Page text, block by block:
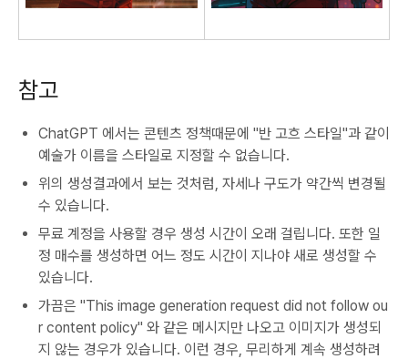
참고
ChatGPT 에서는 콘텐츠 정책때문에 "반 고흐 스타일"과 같이
예술가 이름을 스타일로 지정할 수 없습니다.
위의 생성결과에서 보는 것처럼, 자세나 구도가 약간씩 변경될
수 있습니다.
무료 계정을 사용할 경우 생성 시간이 오래 걸립니다. 또한 일
정 매수를 생성하면 어느 정도 시간이 지나야 새로 생성할 수
있습니다.
가끔은 "This image generation request did not follow ou
r content policy" 와 같은 메시지만 나오고 이미지가 생성되
지 않는 경우가 있습니다. 이런 경우, 무리하게 계속 생성하려